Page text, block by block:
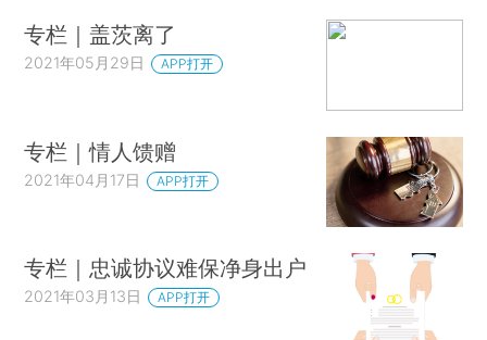
专栏｜盖茨离了
2021年05月29日 APP打开
专栏｜情人馈赠
2021年04月17日 APP打开
专栏｜忠诚协议难保净身出户
2021年03月13日 APP打开